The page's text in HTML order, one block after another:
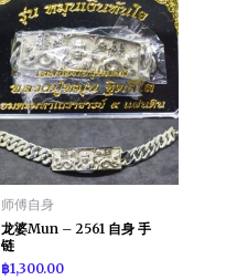
师傅自身
龙婆Mun – 2561 自身 手
链
฿1,300.00